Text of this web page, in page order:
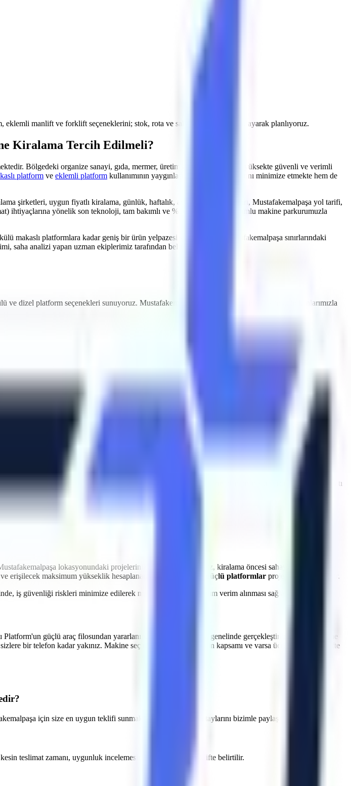
manlift ve forklift seçeneklerini; stok, rota ve saha koşullarını doğrulayarak planlıyoruz.
Kiralama Tercih Edilmeli?
Bölgedeki organize sanayi, gıda, mermer, üretim
gibi çeşitli projeler, yüksekte güvenli ve verimli
platform ve eklemli platform kullanımının yaygınlaşması, hem iş kazalarını minimize etmekte hem de
şirketleri, uygun fiyatlı kiralama, günlük, haftalık, aylık kiralama fiyatları, Mustafakemalpaşa yol tarifi,
ihtiyaçlarına yönelik son teknoloji, tam bakımlı ve %100 iş güvenliği uyumlu makine parkurumuzla
makaslı platformlara kadar geniş bir ürün yelpazesi sunmaktayız. Mustafakemalpaşa sınırlarındaki
saha analizi yapan uzman ekiplerimiz tarafından belirlenir.
ve dizel platform seçenekleri sunuyoruz. Mustafakemalpaşa
bölgesine özel hızlı teslimat imkanlarımızla
standartlara uygun olmasıdır.
süreçlerinde Artı Platform, her
Mühendisleri Odası (MMO)
tarafından periyodik olarak muayene edilmektedir ve CE / EN280
en üst düzeyde tutacak aşırı yük sensörleri, eğim alarmları ve acil indirme valfleri ile donatılmıştır.
ve özel nakliye filomuzla
planlanan sürelerde makine sevkiyatı
olmasını sağlayarak olası maliyet kayıplarının önüne geçiyoruz.
lokasyonundaki projeleriniz için uzman ekibimiz, kiralama öncesi sahayı inceleyerek en
erişilecek maksimum yükseklik hesaplanarak
araziye uygun güçlü platformlar projenize yönlendirilir.
iş güvenliği riskleri minimize edilerek makinelerden maksimum verim alınması sağlanır.
güçlü araç filosundan yararlanın.
genelinde gerçekleştireceğiniz dış cephe
bir telefon kadar yakınız. Makine seçimi, saha incelemesinin kapsamı ve varsa ücretini yazılı teklifte
için size en uygun teklifi sunmak adına projenizin detaylarını bizimle paylaşabilirsiniz.
teslimat zamanı, uygunluk incelemesinden sonra yazılı teklifte belirtilir.